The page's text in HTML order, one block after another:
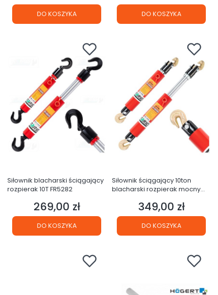
DO KOSZYKA DO KOSZYKA
Siłownik blacharski ściągający
rozpierak 10T FR5282
Cena
269,00 zł
DO KOSZYKA
Siłownik ściągający 10ton
blacharski rozpierak mocny
Cena
349,00 zł
DO KOSZYKA